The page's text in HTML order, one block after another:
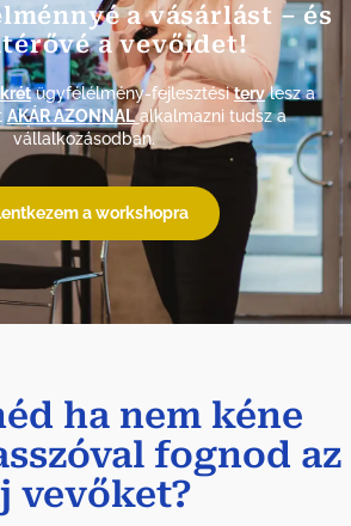
a vásárlást – és
a vevőidet!
ügyfélélmény-fejlesztésitervlesz a
AKÁR AZONNAL alkalmazni tudsz a
vállalkozásodban.
a workshopra
ha nem kéne
fognod az
vevőket?